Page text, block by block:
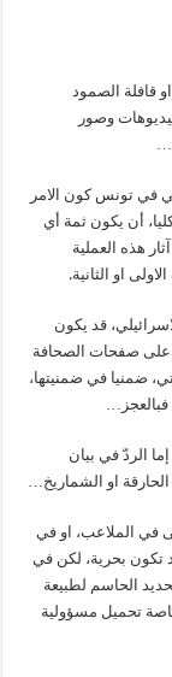
قافلة الصمود
وصور
في تونس كون الامر
أن يكون ثمة أي
هذه العملية
او الثانية.
قد يكون
على صفحات الصحافة
ضمنيا في ضمنيتها،
الردّ في بيان
او الشماريخ…
في الملاعب، او في
تكون بحرية، لكن في
الحاسم لطبيعة
تحميل مسؤولية